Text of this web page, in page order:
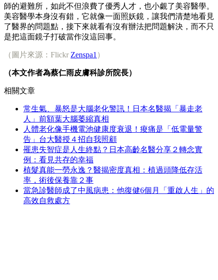
師的避難所，如此不但浪費了優秀人才，也小覷了美容醫學。
美容醫學本身沒有錯，它就像一面照妖鏡，讓我們清楚地看見
了醫界的問題點，接下來就看有沒有辦法把問題解決，而不只
是把這面鏡子打破當作沒這回事。
（圖片來源：Flickr Zenspa1 ）
（本文作者為蔡仁雨皮膚科診所院長）
相關文章
常生氣、暴怒是大腦老化警訊！日本名醫揭「暴走老
人」前額葉大腦萎縮真相
人體老化像手機電池健康度衰退！痠痛是「低電量警
告」台大醫授４招自我照顧
罹患失智症是人生終點？日本高齡名醫分享２轉念實
例：看見共存的幸福
植髮真能一勞永逸？醫揭密度真相：植過頭降低存活
率，術後保養靠２事
當急診醫師成了中風病患：他復健6個月「重啟人生」的
高效自救處方